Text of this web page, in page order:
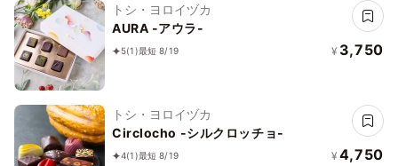
トシ・ヨロイヅカ
AURA -アウラ-
5(1)最短 8/19 ¥ 3,750
トシ・ヨロイヅカ
Circlocho -シルクロッチョ-
4(1)最短 8/19 ¥ 4,750